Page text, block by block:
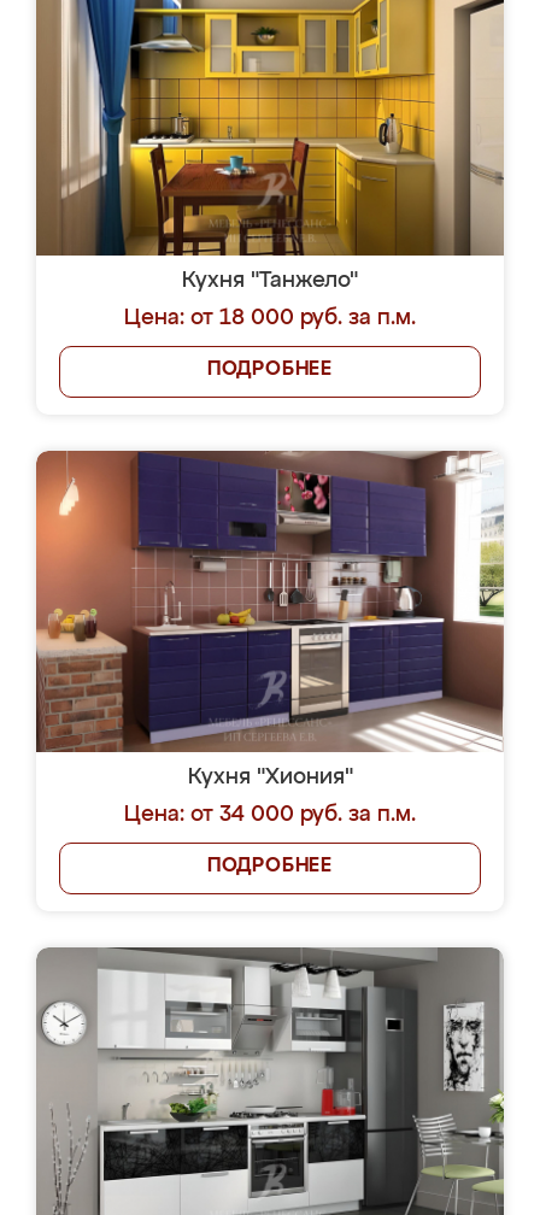
Кухня "Танжело"
Цена: от 18 000 руб. за п.м.
ПОДРОБНЕЕ
Кухня "Хиония"
Цена: от 34 000 руб. за п.м.
ПОДРОБНЕЕ